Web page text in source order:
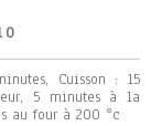
Cuisson : 15
5 minutes à la
au four à 200 °c